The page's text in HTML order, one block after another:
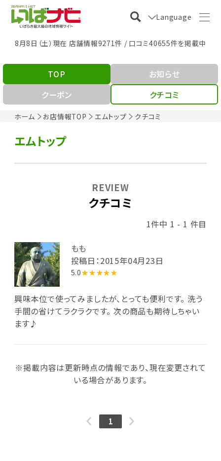
Language
8月8日（土）現在 店舗情報9271件 / 口コミ40655件を掲載中
ホーム お店情報TOP エムトップ クチコミ
TOP
お知らせ
クーポン
クチコミ
エムトップ
クチコミ
REVIEW
1件中 1 - 1 件目
もも
投稿日：2015年04月23日
5.0★★★★★
興味本位で使ってみましたが、とっても便利です。 洗う
手間の省けてラクラクです。 次の商品も期待しちゃい
ます♪
※掲載内容は更新時点の情報であり、現在変更されて
いる場合があります。
1